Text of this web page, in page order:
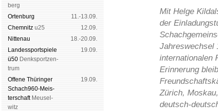
berg
Orten­burg
11.-13.09.
Chem­nitz u25
12.09.
Nitte­nau
18.-20.09.
Landes­sport­spiele
ü50 Denk­sport­zen­
trum
19.09.
Offene Thü­rin­ger
Schach960-Meis­
ter­schaftMeu­sel­
witz
19.09.
Mit Helge
der
Jahreswechsel
internationalen
Erinnerung
Zürich,
deutsch-